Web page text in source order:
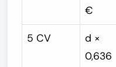
€
5 CV
d ×
0,636